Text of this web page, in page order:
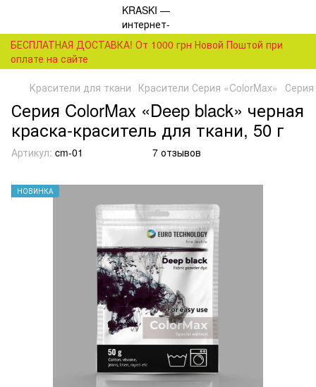
БЕСПЛАТНАЯ ДОСТАВКА! От 1000 грн Новой Поштой при
оплате на сайте
Красители для ткани Красители Серия «ColorMax»
Серия ColorMax «Deep black» черная
краска-краситель для ткани, 50 г
Артикул: cm-01 7 отзывов
НОВИНКА